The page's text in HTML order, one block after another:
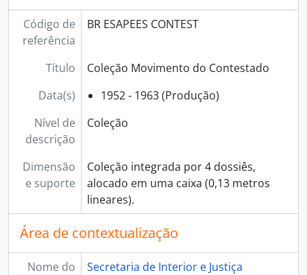
Código de
referência
BR ESAPEES CONTEST
Título
Coleção Movimento do Contestado
Data(s)
1952 - 1963 (Produção)
Nível de
descrição
Coleção
Dimensão
e suporte
Coleção integrada por 4 dossiês,
alocado em uma caixa (0,13 metros
lineares).
Área de contextualização
Nome do
Secretaria de Interior e Justiça